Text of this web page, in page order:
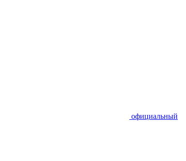
официальный